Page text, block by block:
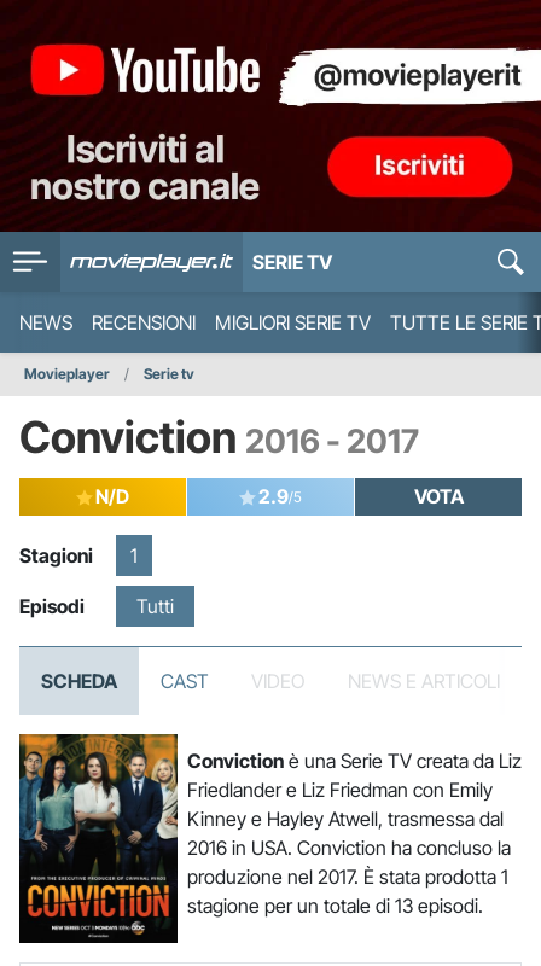
SERIE TV
NEWS RECENSIONI MIGLIORI SERIE TV TUTTE LE SERIE
Movieplayer Serie tv
Conviction 2016 - 2017
N/D 2.9/5 VOTA
Stagioni 1
Episodi Tutti
SCHEDA CAST VIDEO NEWS E ARTICOLI
Convictionè una Serie TV creata da Liz
Friedlander e Liz Friedman con Emily
Kinney e Hayley Atwell, trasmessa dal
2016 in USA. Conviction ha concluso la
produzione nel 2017. È stata prodotta 1
stagione per un totale di 13 episodi.